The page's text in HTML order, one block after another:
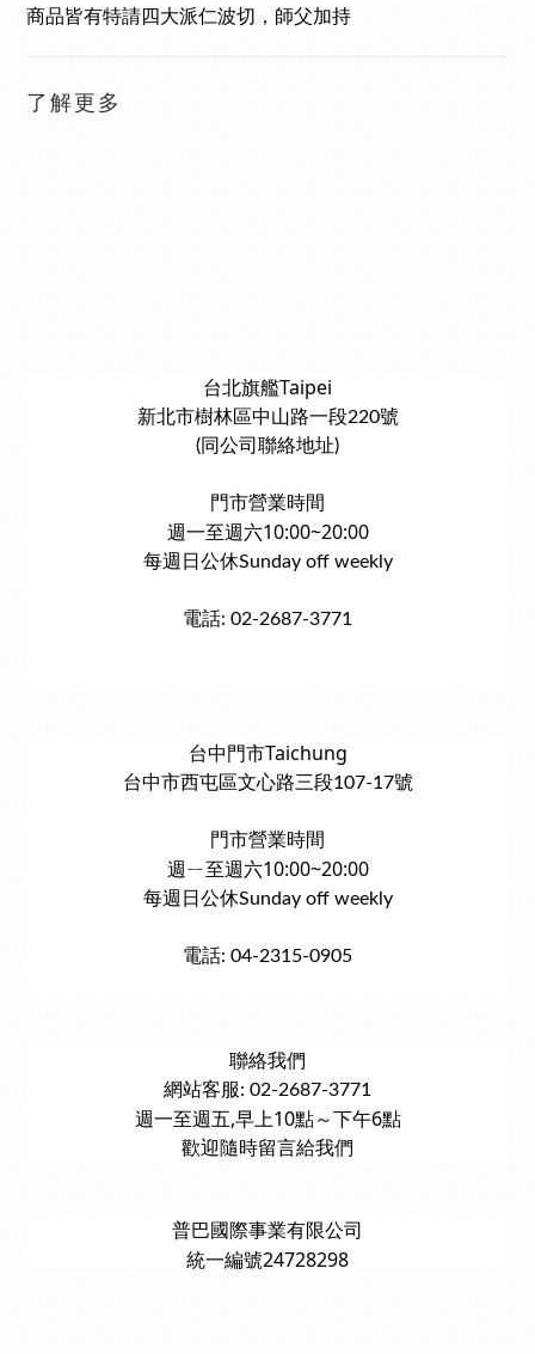
商品皆有特請四大派仁波切，師父加持
了解更多
台北旗艦Taipei
新北市樹林區中山路一段220號
(同公司聯絡地址)
門市營業時間
週一至週六10:00~20:00
每週日公休Sunday off weekly
電話: 02-2687-3771
台中門市Taichung
台中市西屯區文心路三段107-17號
門市營業時間
週ㄧ至週六10:00~20:00
每週日公休Sunday off weekly
電話: 04-2315-0905
聯絡我們
網站客服: 02-2687-3771
週一至週五,早上10點～下午6點
歡迎隨時留言給我們
普巴國際事業有限公司
統一編號24728298